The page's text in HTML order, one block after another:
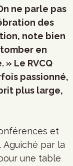
ne parle pas
des
note bien
en
» Le RVCQ
passionné,
plus large,
et
Aguiché par la
une table